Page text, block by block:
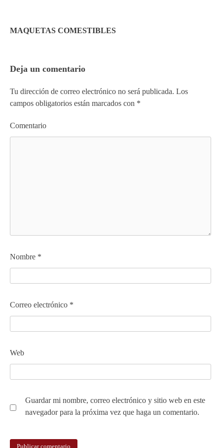
MAQUETAS COMESTIBLES
Deja un comentario
Tu dirección de correo electrónico no será publicada. Los
campos obligatorios están marcados con *
Comentario
Nombre *
Correo electrónico *
Web
Guardar mi nombre, correo electrónico y sitio web en este
navegador para la próxima vez que haga un comentario.